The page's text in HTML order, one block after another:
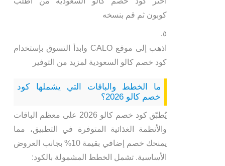
كوبون ثم قم بنسخه
اذهب إلى موقع CALO وابدأ التسوق بإستخدام
كود خصم كالو السعودية لمزيد من التوفير
ما الخطط والباقات التي يشملها كود
خصم كالو 2026؟
يُطبّق كود خصم كالو 2026 على معظم الباقات
والأنظمة الغذائية المتوفرة في التطبيق، مما
يمنحك خصم إضافي بقيمة 10% بجانب العروض
الأساسية. تشمل الخطط المشمولة بالكود: